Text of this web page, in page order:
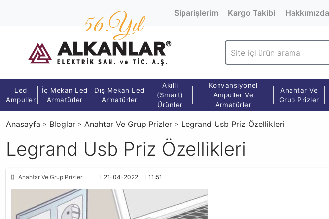
Siparişlerim Kargo Takibi Hakkımızda
Led
Ampuller
İç Mekan Led
Armatürler
Dış Mekan Led
Armatürler
Akıllı
(Smart)
Ürünler
Konvansiyonel
Ampuller Ve
Armatürler
Anahtar Ve
Grup Prizler
Anasayfa Bloglar Anahtar Ve Grup Prizler Legrand Usb Priz Özellikleri
Legrand Usb Priz Özellikleri
Anahtar Ve Grup Prizler 21-04-2022 11:51